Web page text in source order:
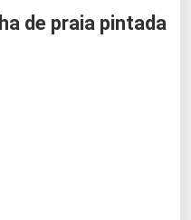
de praia pintada